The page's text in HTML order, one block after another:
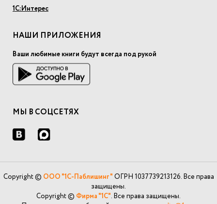
1С:Интерес
НАШИ ПРИЛОЖЕНИЯ
Ваши любимые книги будут всегда под рукой
МЫ В СОЦСЕТЯХ
Copyright © ООО "1С-Паблишинг" ОГРН 1037739213126. Все права
защищены.
Copyright © Фирма "1С". Все права защищены.